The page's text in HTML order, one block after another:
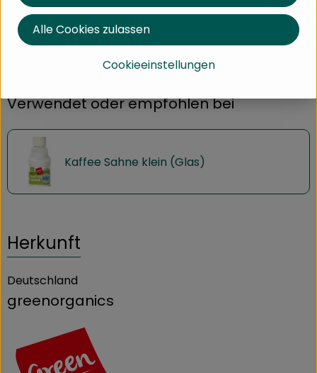
Produktdatenblatt
Verwendet oder empfohlen bei
Kaffee Sahne klein (Glas)
Herkunft
Deutschland
greenorganics
Cookieeinstellungen
Alle Cookies zulassen